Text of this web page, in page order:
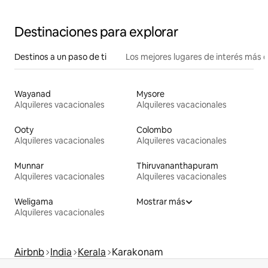
Destinaciones para explorar
Destinos a un paso de ti Los mejores lugares de interés más
Wayanad
Alquileres vacacionales
Mysore
Alquileres vacacionales
Ooty
Alquileres vacacionales
Colombo
Alquileres vacacionales
Munnar
Alquileres vacacionales
Thiruvananthapuram
Alquileres vacacionales
Weligama
Alquileres vacacionales
Mostrar más
Airbnb India Kerala Karakonam